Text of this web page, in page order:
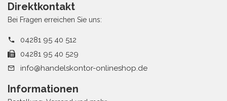
Direktkontakt
Bei Fragen erreichen Sie uns:
04281 95 40 512
04281 95 40 529
info@handelskontor-onlineshop.de
Informationen